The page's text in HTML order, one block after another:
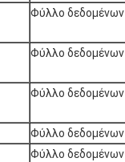
Φύλλο δεδομένων
Φύλλο δεδομένων
Φύλλο δεδομένων
Φύλλο δεδομένων
Φύλλο δεδομένων